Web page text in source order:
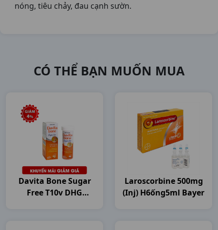
nóng, tiêu chảy, đau cạnh sườn.
CÓ THỂ BẠN MUỐN MUA
Davita Bone Sugar
Free T10v DHG
Laroscorbine 500mg
(inj) H6ống5ml Bayer